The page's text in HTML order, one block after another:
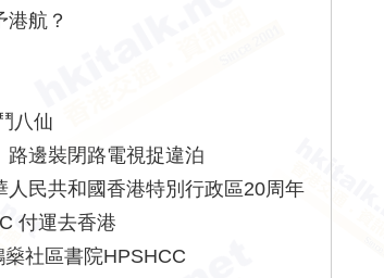
航？
八仙
邊裝閉路電視捉違泊
人民共和國香港特別行政區20周年
付運去香港
社區書院HPSHCC